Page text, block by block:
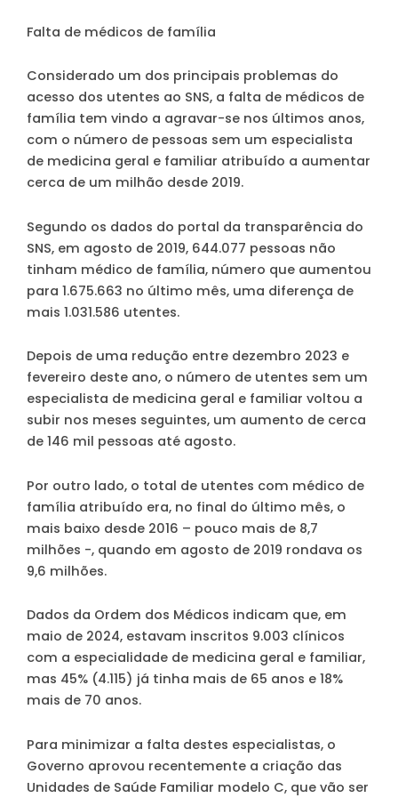
Falta de médicos de família
Considerado um dos principais problemas do
acesso dos utentes ao SNS, a falta de médicos de
família tem vindo a agravar-se nos últimos anos,
com o número de pessoas sem um especialista
de medicina geral e familiar atribuído a aumentar
cerca de um milhão desde 2019.
Segundo os dados do portal da transparência do
SNS, em agosto de 2019, 644.077 pessoas não
tinham médico de família, número que aumentou
para 1.675.663 no último mês, uma diferença de
mais 1.031.586 utentes.
Depois de uma redução entre dezembro 2023 e
fevereiro deste ano, o número de utentes sem um
especialista de medicina geral e familiar voltou a
subir nos meses seguintes, um aumento de cerca
de 146 mil pessoas até agosto.
Por outro lado, o total de utentes com médico de
família atribuído era, no final do último mês, o
mais baixo desde 2016 – pouco mais de 8,7
milhões -, quando em agosto de 2019 rondava os
9,6 milhões.
Dados da Ordem dos Médicos indicam que, em
maio de 2024, estavam inscritos 9.003 clínicos
com a especialidade de medicina geral e familiar,
mas 45% (4.115) já tinha mais de 65 anos e 18%
mais de 70 anos.
Para minimizar a falta destes especialistas, o
Governo aprovou recentemente a criação das
Unidades de Saúde Familiar modelo C, que vão ser